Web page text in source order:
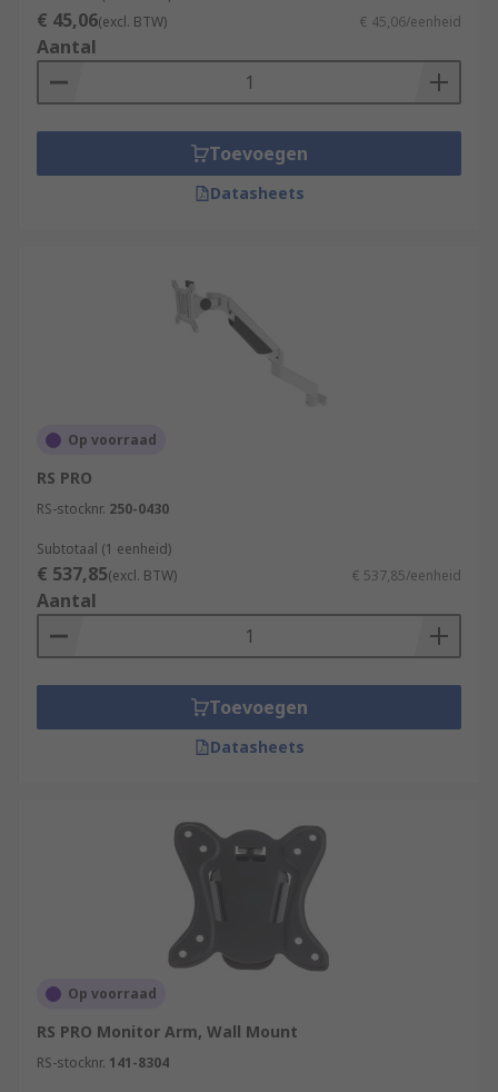
€ 45,06(excl. BTW) € 45,06/eenheid
Aantal
Toevoegen
Datasheets
Op voorraad
RS PRO
RS-stocknr. 250-0430
Subtotaal (1 eenheid)
€ 537,85(excl. BTW) € 537,85/eenheid
Aantal
Toevoegen
Datasheets
Op voorraad
RS PRO Monitor Arm, Wall Mount
RS-stocknr. 141-8304